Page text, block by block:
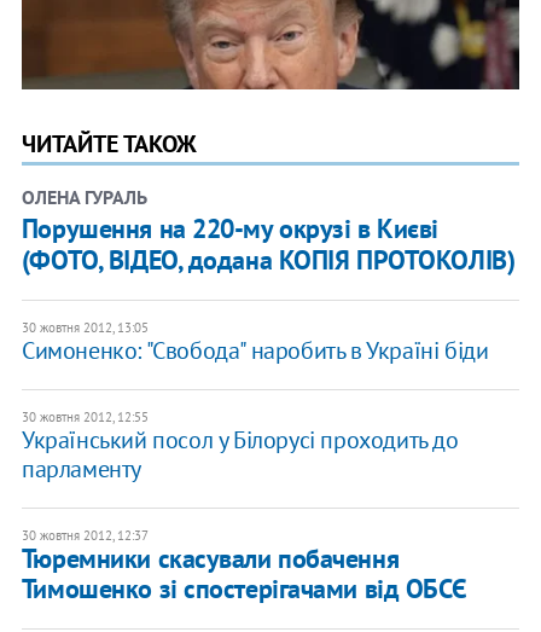
ЧИТАЙТЕ ТАКОЖ
ОЛЕНА ГУРАЛЬ
Порушення на 220-му окрузі в Києві
(ФОТО, ВІДЕО, додана КОПІЯ ПРОТОКОЛІВ)
30 жовтня 2012, 13:05
Симоненко: "Свобода" наробить в Україні біди
30 жовтня 2012, 12:55
Український посол у Білорусі проходить до
парламенту
30 жовтня 2012, 12:37
Тюремники скасували побачення
Тимошенко зі спостерігачами від ОБСЄ